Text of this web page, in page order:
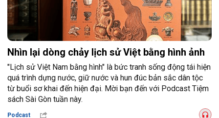
Nhìn lại dòng chảy lịch sử Việt bằng hình ảnh
"Lịch sử Việt Nam bằng hình" là bức tranh sống động tái hiện
quá trình dựng nước, giữ nước và hun đúc bản sắc dân tộc
từ buổi sơ khai đến hiện đại. Mời bạn đến với Podcast Tiệm
sách Sài Gòn tuần này.
Podcast